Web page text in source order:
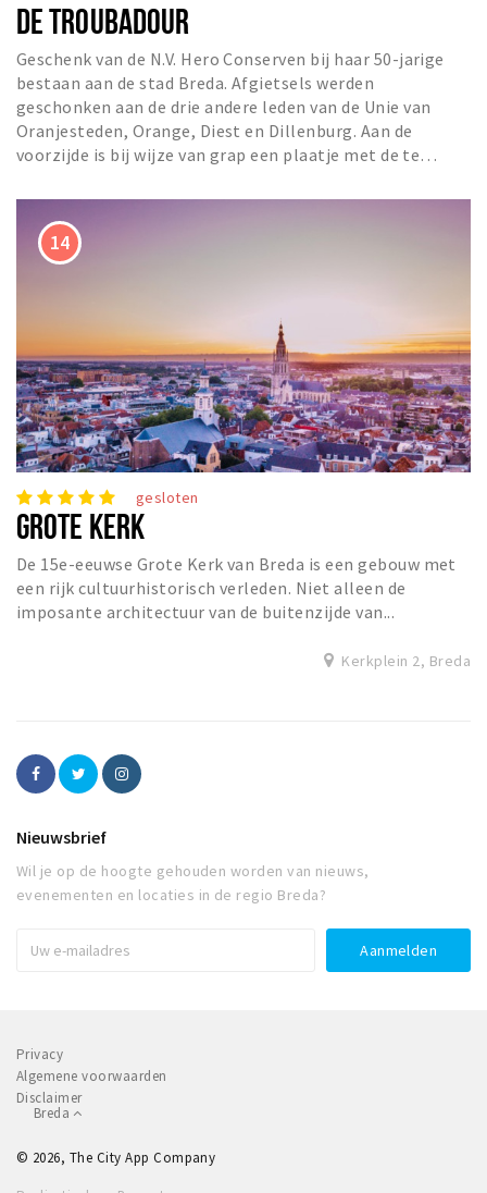
DE TROUBADOUR
Geschenk van de N.V. Hero Conserven bij haar 50-jarige
bestaan aan de stad Breda. Afgietsels werden
geschonken aan de drie andere leden van de Unie van
Oranjesteden, Orange, Diest en Dillenburg. Aan de
voorzijde is bij wijze van grap een plaatje met de te…
gesloten
GROTE KERK
De 15e-eeuwse Grote Kerk van Breda is een gebouw met
een rijk cultuurhistorisch verleden. Niet alleen de
imposante architectuur van de buitenzijde van...
Kerkplein 2, Breda
Nieuwsbrief
Wil je op de hoogte gehouden worden van nieuws,
evenementen en locaties in de regio Breda?
Privacy
Algemene voorwaarden
Disclaimer
Breda
© 2026, The City App Company